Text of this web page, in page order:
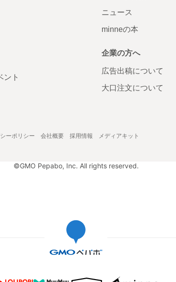
ント
ニュース
minneの本
企業の方へ
広告出稿について
大口注文について
ーポリシー 会社概要 採用情報 メディアキット
©GMO Pepabo, Inc. All rights reserved.